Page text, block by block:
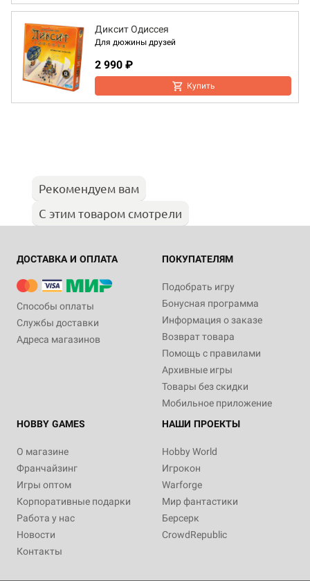
Диксит Одиссея
Для дюжины друзей
2 990 ₽
Купить
Рекомендуем вам
С этим товаром смотрели
ДОСТАВКА И ОПЛАТА
Способы оплаты
Службы доставки
Адреса магазинов
ПОКУПАТЕЛЯМ
Подобрать игру
Бонусная программа
Информация о заказе
Возврат товара
Помощь с правилами
Архивные игры
Товары без скидки
Мобильное приложение
HOBBY GAMES
О магазине
Франчайзинг
Игры оптом
Корпоративные подарки
Работа у нас
Новости
Контакты
НАШИ ПРОЕКТЫ
Hobby World
Игрокон
Warforge
Мир фантастики
Берсерк
CrowdRepublic